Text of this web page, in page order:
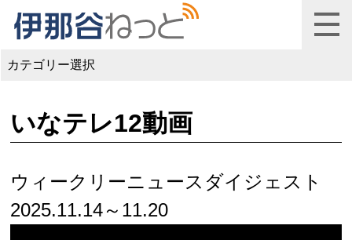
カテゴリー選択
いなテレ12動画
ウィークリーニュースダイジェスト
2025.11.14～11.20